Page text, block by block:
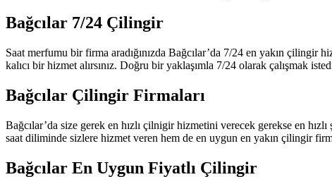
Bağcılar 7/24 Çilingir
Saat merfumu bir firma aradığınızda Bağcılar’da 7/24 en yakın çilingir
kalıcı bir hizmet alırsınız. Doğru bir yaklaşımla 7/24 olarak çalışmak
Bağcılar Çilingir Firmaları
Bağcılar’da size gerek en hızlı çilnigir hizmetini verecek gerekse en
saat diliminde sizlere hizmet veren hem de en uygun en yakın çilingir
Bağcılar En Uygun Fiyatlı Çilingir